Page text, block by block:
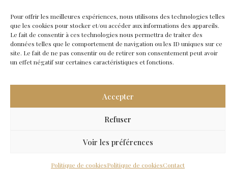
Pour offrir les meilleures expériences, nous utilisons des technologies telles
que les cookies pour stocker et/ou accéder aux informations des appareils.
Le fait de consentir à ces technologies nous permettra de traiter des
données telles que le comportement de navigation ou les ID uniques sur ce
site. Le fait de ne pas consentir ou de retirer son consentement peut avoir
un effet négatif sur certaines caractéristiques et fonctions.
Accepter
Refuser
Voir les préférences
Politique de cookiesPolitique de cookiesContact
© 2026 Agence de Bordeaux - SiteCarabine-Mentions légales●Contact
Florent MARCILHACY